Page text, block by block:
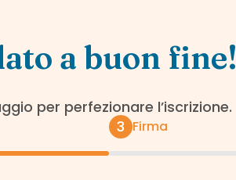
a buon fine!
per perfezionare l’iscrizione.
3 Firma